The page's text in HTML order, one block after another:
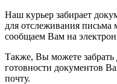
Наш курьер забирает
для отслеживания
сообщаем Вам на
Также, Вы можете
готовности документов
почту.